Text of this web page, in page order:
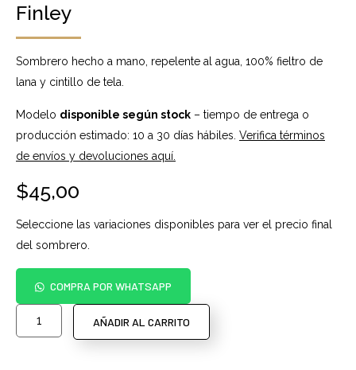
Finley
Sombrero hecho a mano, repelente al agua, 100% fieltro de
lana y cintillo de tela.
Modelo disponible según stock – tiempo de entrega o
producción estimado: 10 a 30 días hábiles. Verifica términos
de envíos y devoluciones aquí.
$45,00
Seleccione las variaciones disponibles para ver el precio final
del sombrero.
COMPRA POR WHATSAPP
AÑADIR AL CARRITO